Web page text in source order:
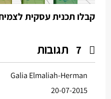
קבלו תכנית עסקית
7 תגובות
Galia Elmaliah-Herman
20-07-2015